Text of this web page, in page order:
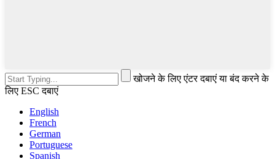
खोजने के लिए एंटर दबाएं या बंद करने के
लिए ESC दबाएं
English
French
German
Portuguese
Spanish